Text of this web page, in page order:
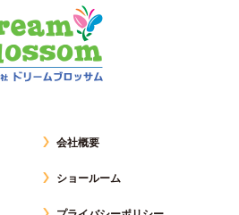
会社概要
ショールーム